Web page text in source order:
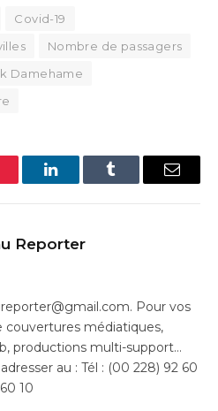
Covid-19
Nombre de passagers
Damehame
LinkedInTumblr Email
Reporter
Pour vos
couvertures médiatiques,
productions multi-support…
au : Tél : (00 228) 92 60
10